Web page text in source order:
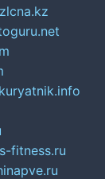
lcna.kz
kuryatnik.info
fitness.ru